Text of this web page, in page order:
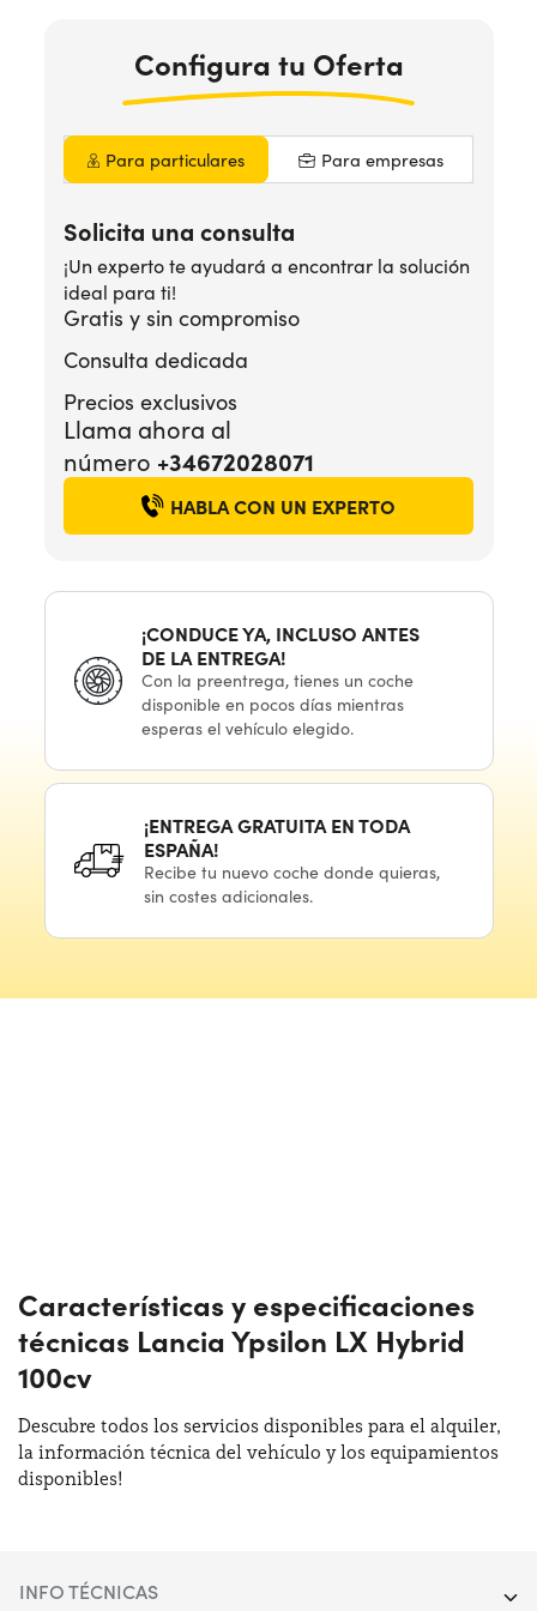
¿Necesitas ayuda? +34672028071
Configura tu Oferta
Para particulares Para empresas
Solicita una consulta
¡Un experto te ayudará a encontrar la solución
ideal para ti!
Gratis y sin compromiso
Consulta dedicada
Precios exclusivos
Llama ahora al
número +34672028071
HABLA CON UN EXPERTO
¡CONDUCE YA, INCLUSO ANTES
DE LA ENTREGA!
Con la preentrega,tienes un coche
disponible en pocosdías mientras
esperas el vehículoelegido.
¡ENTREGA GRATUITA EN TODA
ESPAÑA!
Recibe tu nuevocoche donde quieras,
sin costes adicionales.
Características y especificaciones
técnicas Lancia Ypsilon LX Hybrid
100cv
Descubre todos los servicios disponibles para el alquiler,
la información técnica del vehículo y los equipamientos
disponibles!
INFO TÉCNICAS